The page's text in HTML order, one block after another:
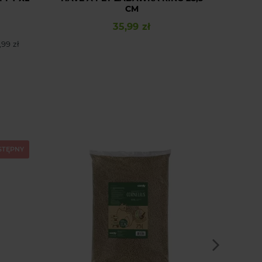
zł
CM
Cena
35,99 zł